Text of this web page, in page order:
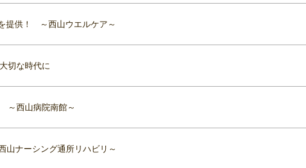
提供！ ～西山ウエルケア～
切な時代に
～西山病院南館～
ナーシング通所リハビリ～